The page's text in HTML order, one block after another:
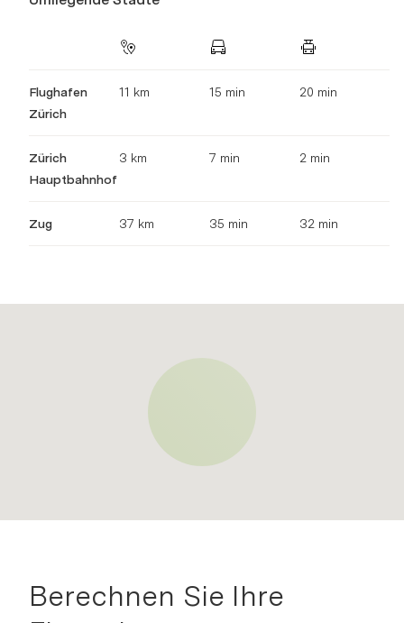
Flughafen
Zürich
11 km 15 min 20 min
Zürich
Hauptbahnhof
3 km 7 min 2 min
Zug 37 km 35 min 32 min
Berechnen Sie Ihre